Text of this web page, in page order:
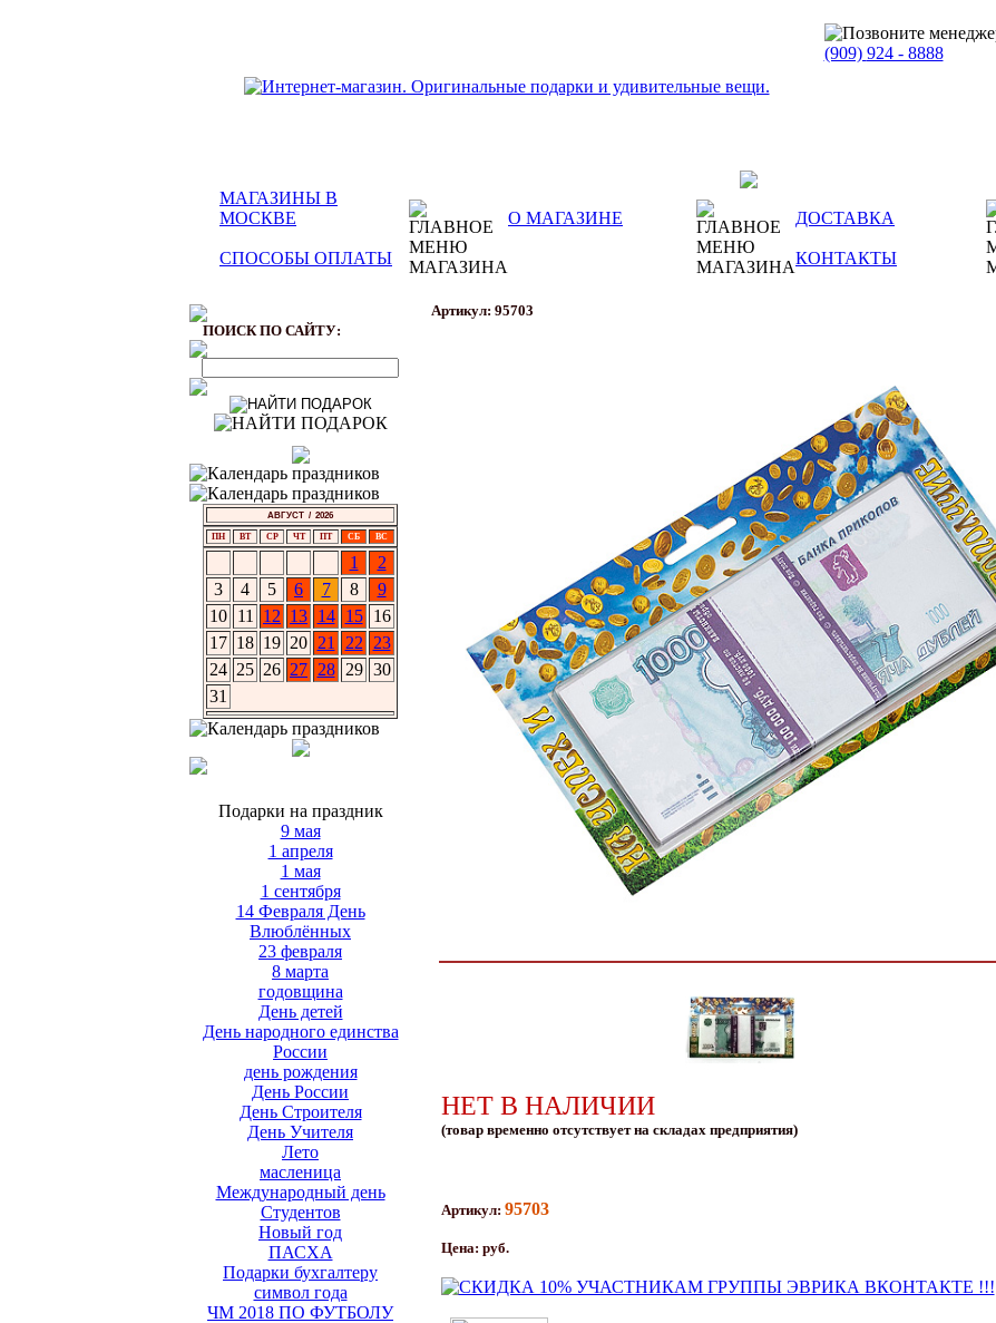
(909) 924 - 8888
МАГАЗИНЫ В
МОСКВЕ
О МАГАЗИНЕ ДОСТАВКА
СПОСОБЫ ОПЛАТЫ КОНТАКТЫ
ПОИСК ПО САЙТУ:
АВГУСТ / 2026
ПН ВТ СР ЧТ ПТ СБ ВС
1
2
3
4 5 6 7 8
9
10 11 12 13 14 15
16
17 18 19 20 21 22
23
24 25 26 27 28 29 30
31
Подарки на праздник
9 мая
1 апреля
1 мая
1 сентября
14 Февраля День
Влюблённых
23 февраля
8 марта
годовщина
День детей
День народного единства
России
день рождения
День России
День Строителя
День Учителя
Лето
масленица
Международный день
Студентов
Новый год
ПАСХА
Подарки бухгалтеру
символ года
ЧМ 2018 ПО ФУТБОЛУ
Артикул: 95703
НЕТ В НАЛИЧИИ
(товар временно отсутствует на складах предприятия)
Артикул: 95703
Цена: руб.